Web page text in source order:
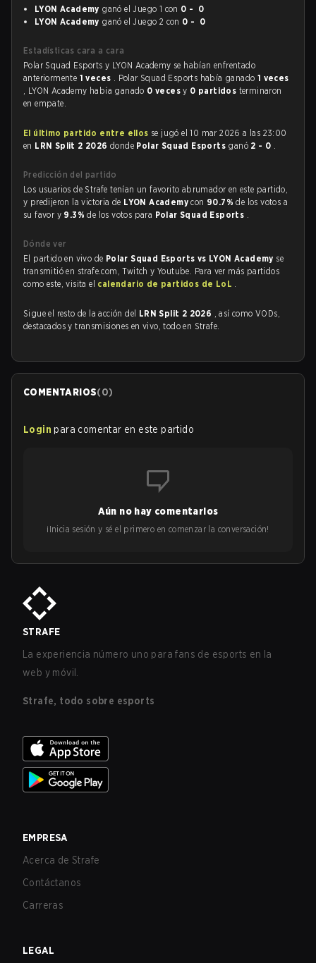
LYON Academy ganó el Juego 1 con 0 - 0
LYON Academy ganó el Juego 2 con 0 - 0
Estadísticas cara a cara
Polar Squad Esports y LYON Academy se habían enfrentado
anteriormente 1 veces . Polar Squad Esports había ganado 1 veces
, LYON Academy había ganado 0 vecesy 0 partidos terminaron
en empate.
El último partido entre ellos se jugó el 10 mar 2026 a las 23:00
en LRN Split 2 2026donde Polar Squad Esports ganó 2 - 0 .
Predicción del partido
Los usuarios de Strafe tenían un favorito abrumador en este partido,
y predijeron la victoria de LYON Academycon 90.7%de los votos a
su favor y 9.3%de los votos para Polar Squad Esports .
Dónde ver
El partido en vivo de Polar Squad Esports vs LYON Academy se
transmitió en strafe.com, Twitch y Youtube. Para ver más partidos
como este, visita el calendario de partidos de LoL .
Sigue el resto de la acción del LRN Split 2 2026 , así como VODs,
destacados y transmisiones en vivo, todo en Strafe.
COMENTARIOS(0)
Login para comentar en este partido
Aún no hay comentarios
¡Inicia sesión y sé el primero en comenzar la conversación!
STRAFE
La experiencia número uno para fans de esports en la
web y móvil.
Strafe, todo sobre esports
EMPRESA
Acerca de Strafe
Contáctanos
Carreras
LEGAL